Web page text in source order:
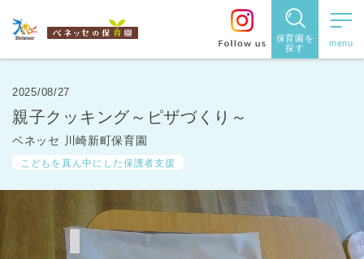
保育園を
探す
保育園を探す
住所・駅
名 から探
2025/08/27
親子クッキング～ピザづくり～
ベネッセ 川崎新町保育園
こどもを真ん中にした保護者支援